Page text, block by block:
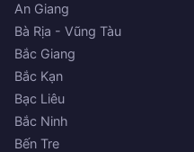
An Giang
Bà Rịa - Vũng Tàu
Bắc Giang
Bắc Kạn
Bạc Liêu
Bắc Ninh
Bến Tre